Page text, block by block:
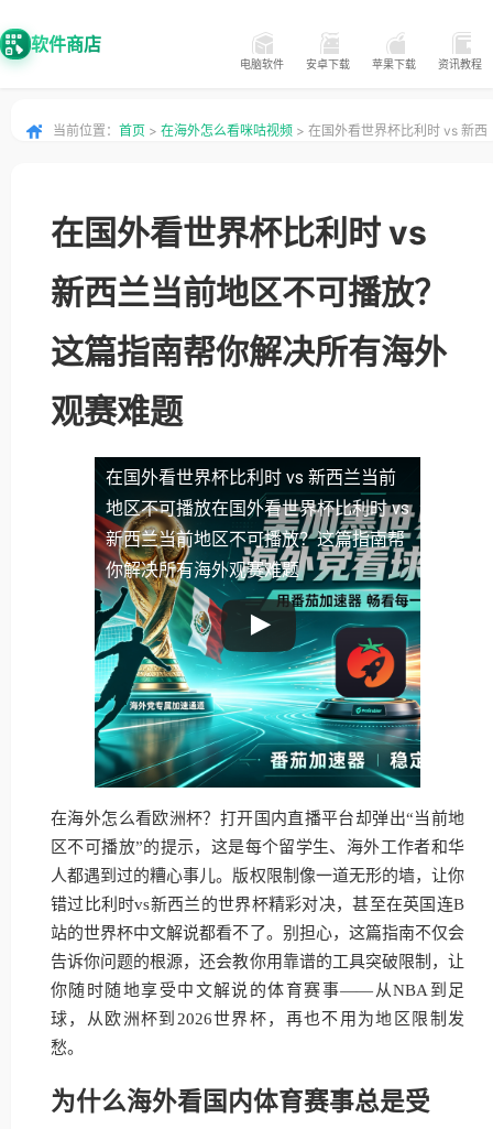
软件商店
电脑软件 安卓下载 苹果下载 资讯教程
当前位置： 首页 > 在海外怎么看咪咕视频 > 在国外看世界杯比利时 vs 新西
在国外看世界杯比利时 vs
新西兰当前地区不可播放？
这篇指南帮你解决所有海外
观赛难题
在国外看世界杯比利时 vs 新西兰当前
地区不可播放在国外看世界杯比利时 vs
新西兰当前地区不可播放？这篇指南帮
你解决所有海外观赛难题
在海外怎么看欧洲杯？打开国内直播平台却弹出“当前地
区不可播放”的提示，这是每个留学生、海外工作者和华
人都遇到过的糟心事儿。版权限制像一道无形的墙，让你
错过比利时vs新西兰的世界杯精彩对决，甚至在英国连B
站的世界杯中文解说都看不了。别担心，这篇指南不仅会
告诉你问题的根源，还会教你用靠谱的工具突破限制，让
你随时随地享受中文解说的体育赛事——从NBA到足
球，从欧洲杯到2026世界杯，再也不用为地区限制发
愁。
为什么海外看国内体育赛事总是受